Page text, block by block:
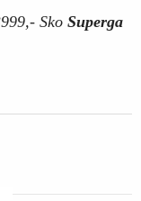
Sko Superga